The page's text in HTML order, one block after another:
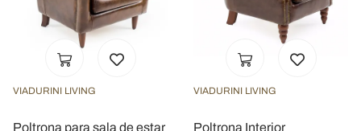
VIADURINI LIVING
Poltrona para sala de estar
VIADURINI LIVING
Poltrona Interior